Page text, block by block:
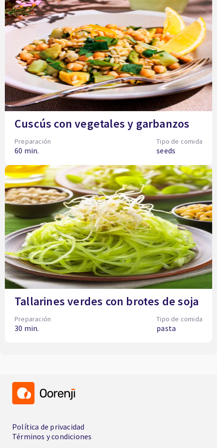
Cuscús con vegetales y garbanzos
Preparación
60 min.
Tipo de comida
seeds
Tallarines verdes con brotes de soja
Preparación
30 min.
Tipo de comida
pasta
Política de privacidad
Términos y condiciones